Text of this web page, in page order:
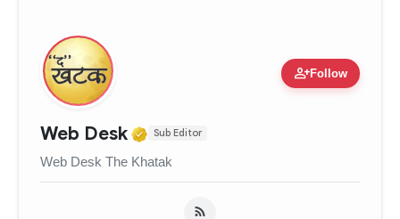
person_addFollow
Web Desk Verified Media or
Sub Editor
Web Desk The Khatak